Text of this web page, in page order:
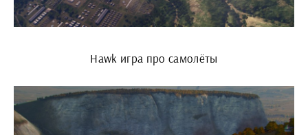
Hawk игра про самолёты